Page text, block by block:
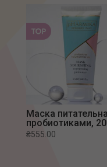
Маска
пробиотиками,
₴555.00